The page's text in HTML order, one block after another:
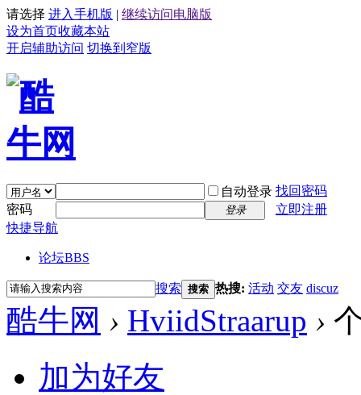
请选择 进入手机版 | 继续访问电脑版
设为首页收藏本站
开启辅助访问 切换到窄版
自动登录 找回密码
密码
登录
立即注册
快捷导航
论坛BBS
搜索 搜索 热搜: 活动 交友 discuz
酷牛网 › HviidStraarup ›
加为好友